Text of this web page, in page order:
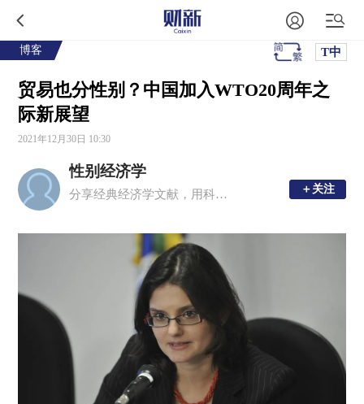
博客 T中
贸易也分性别？中国加入WTO20周年之
际新展望
2021年12月30日 10:30
性别经济学
分享经典经济学文献，用科学和理性的态度来探讨性别问题。 ＋关注
＋关注